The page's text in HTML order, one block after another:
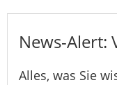
News-Alert:
Alles, was Sie